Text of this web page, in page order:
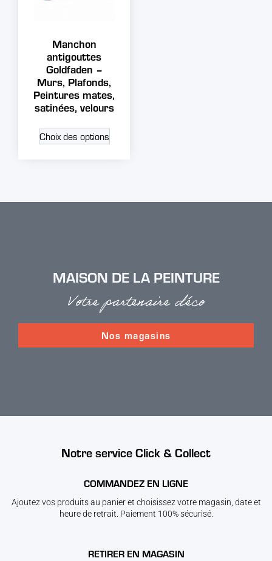
Manchon
antigouttes
Goldfaden –
Murs, Plafonds,
Peintures mates,
satinées, velours
Choix des options
MAISON DE LA PEINTURE
Votre partenaire déco
Nos magasins
Notre service Click & Collect
COMMANDEZ EN LIGNE
Ajoutez vos produits au panier et choisissez votre magasin, date et
heure de retrait. Paiement 100% sécurisé.
RETIRER EN MAGASIN